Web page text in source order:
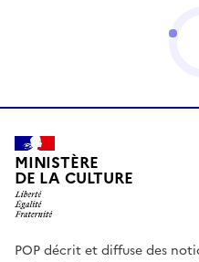
MINISTÈRE
DE LA CULTURE
POP décrit et diffuse des